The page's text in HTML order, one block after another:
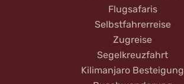
Flugsafaris
Selbstfahrerreise
Zugreise
Segelkreuzfahrt
Kilimanjaro Besteigung